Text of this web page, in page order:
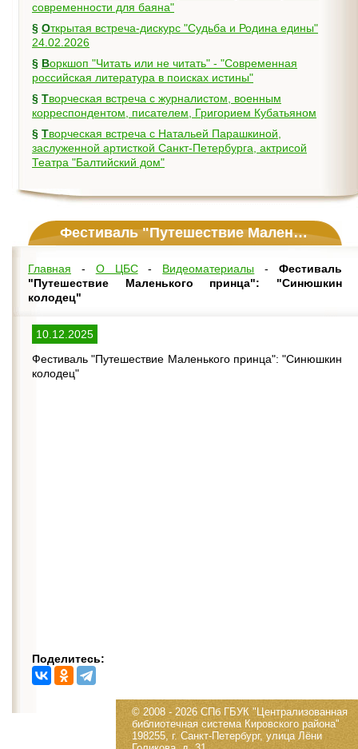
современности для баяна"
§ Открытая встреча-дискурс "Судьба и Родина едины"
24.02.2026
§ Воркшоп "Читать или не читать" - "Современная
российская литература в поисках истины"
§ Творческая встреча с журналистом, военным
корреспондентом, писателем, Григорием Кубатьяном
§ Творческая встреча с Натальей Парашкиной,
заслуженной артисткой Санкт-Петербурга, актрисой
Театра "Балтийский дом"
Фестиваль "Путешествие Маленького принца": "Синюшкин колодец"
Главная - О ЦБС- Видеоматериалы -Фестиваль
"Путешествие Маленького принца": "Синюшкин
колодец"
10.12.2025
Фестиваль "Путешествие Маленького принца": "Синюшкин
колодец"
Поделитесь:
© 2008 - 2026 СПб ГБУК "Централизованная
библиотечная система Кировского района"
198255, г. Санкт-Петербург, улица Лёни